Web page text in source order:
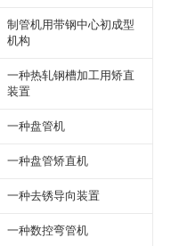
制管机用带钢中心初成型
机构
一种热轧钢槽加工用矫直
装置
一种盘管机
一种盘管矫直机
一种去锈导向装置
一种数控弯管机